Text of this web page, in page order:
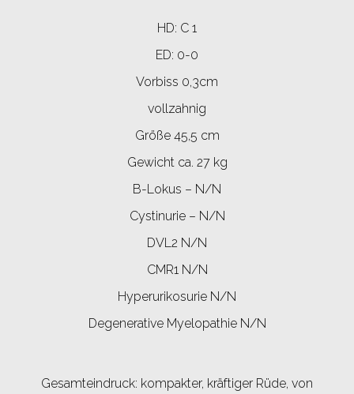
HD: C 1
ED: 0-0
Vorbiss 0,3cm
vollzahnig
Größe 45,5 cm
Gewicht ca. 27 kg
B-Lokus – N/N
Cystinurie – N/N
DVL2 N/N
CMR1 N/N
Hyperurikosurie N/N
Degenerative Myelopathie N/N
Gesamteindruck: kompakter, kräftiger Rüde, von